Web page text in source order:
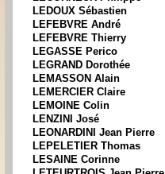
LEDOUX Sébastien
LEFEBVRE André
LEFEBVRE Thierry
LEGASSE Perico
LEGRAND Dorothée
LEMASSON Alain
LEMERCIER Claire
LEMOINE Colin
LENZINI José
LEONARDINI Jean Pierre
LEPELETIER Thomas
LESAINE Corinne